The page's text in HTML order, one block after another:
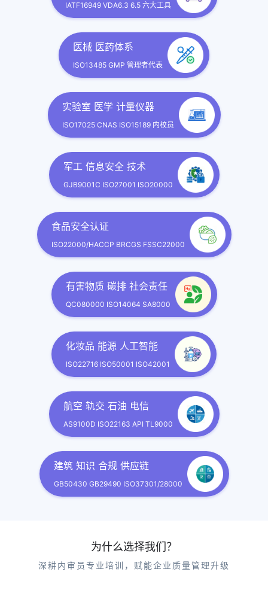
IATF16949 VDA6.3 6.5 六大工具
医械 医药体系
ISO13485 GMP 管理者代表
实验室 医学 计量仪器
ISO17025 CNAS ISO15189 内校员
军工 信息安全 技术
GJB9001C ISO27001 ISO20000
食品安全认证
ISO22000/HACCP BRCGS FSSC22000
有害物质 碳排 社会责任
QC080000 ISO14064 SA8000
化妆品 能源 人工智能
ISO22716 ISO50001 ISO42001
航空 轨交 石油 电信
AS9100D ISO22163 API TL9000
建筑 知识 合规 供应链
GB50430 GB29490 ISO37301/28000
为什么选择我们？
深耕内审员专业培训，赋能企业质量管理升级